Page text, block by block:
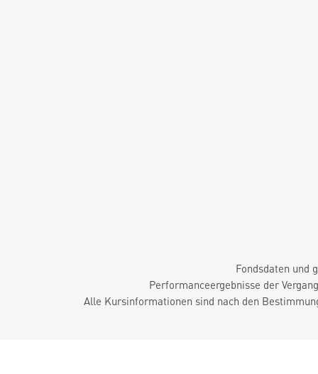
Fondsdaten und
Performanceergebnisse der
Alle Kursinformationen sind nach den